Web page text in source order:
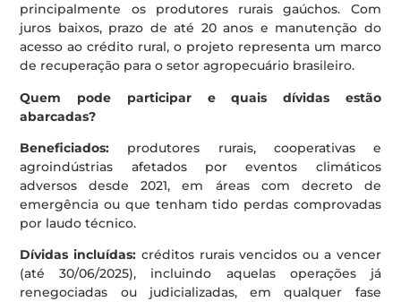
principalmente os produtores rurais gaúchos. Com
juros baixos, prazo de até 20 anos e manutenção do
acesso ao crédito rural, o projeto representa um marco
de recuperação para o setor agropecuário brasileiro.
Quem pode participar e quais dívidas estão
abarcadas?
Beneficiados: produtores rurais, cooperativas e
agroindústrias afetados por eventos climáticos
adversos desde 2021, em áreas com decreto de
emergência ou que tenham tido perdas comprovadas
por laudo técnico.
Dívidas incluídas: créditos rurais vencidos ou a vencer
(até 30/06/2025), incluindo aquelas operações já
renegociadas ou judicializadas, em qualquer fase